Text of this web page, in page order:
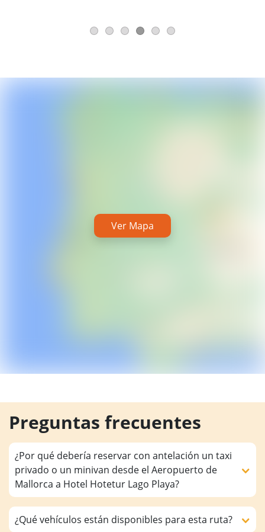
Ver Mapa
Preguntas frecuentes
¿Por qué debería reservar con antelación un taxi
privado o un minivan desde el Aeropuerto de
Mallorca a Hotel Hotetur Lago Playa?
¿Qué vehículos están disponibles para esta ruta?